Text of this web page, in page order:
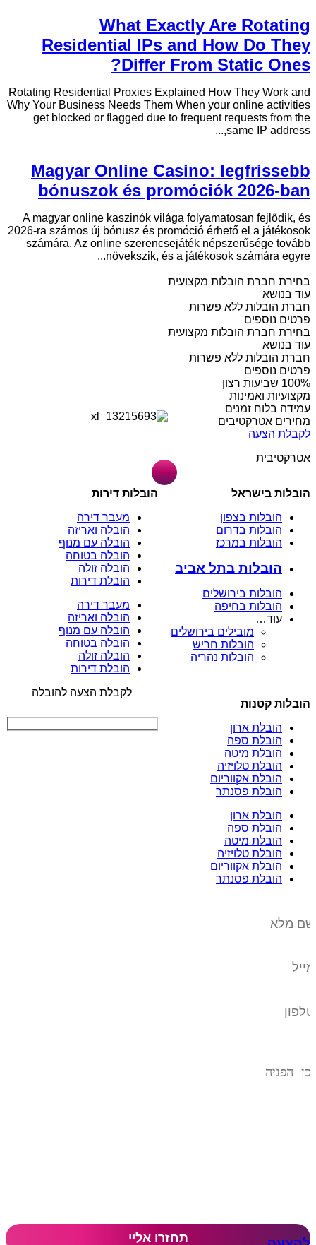
What Exactly Are Rotating
Residential IPs and How Do They
Differ From Static Ones?
Rotating Residential Proxies Explained How They Work and
Why Your Business Needs Them When your online activities
get blocked or flagged due to frequent requests from the
same IP address,...
Magyar Online Casino: legfrissebb
bónuszok és promóciók 2026-ban
A magyar online kaszinók világa folyamatosan fejlődik, és
2026-ra számos új bónusz és promóció érhető el a játékosok
számára. Az online szerencsejáték népszerűsége tovább
növekszik, és a játékosok számára egyre...
בחירת חברת הובלות מקצועית
עוד בנושא
חברת הובלות ללא פשרות
פרטים נוספים
בחירת חברת הובלות מקצועית
עוד בנושא
חברת הובלות ללא פשרות
פרטים נוספים
מקצועיות ואמינות
עמידה בלוח זמנים
מחירים אטרקטיבים
לקבלת הצעה
אטרקטיבית
הובלות בישראל
הובלות בצפון
הובלות בדרום
הובלות במרכז
הובלות בתל אביב
הובלות בירושלים
הובלות בחיפה
עוד…
מובילים בירושלים
הובלות חריש
הובלות נהריה
הובלות דירות
מעבר דירה
הובלה ואריזה
הובלה עם מנוף
הובלה בטוחה
הובלה זולה
הובלת דירות
מעבר דירה
הובלה ואריזה
הובלה עם מנוף
הובלה בטוחה
הובלה זולה
הובלת דירות
הובלות קטנות
הובלת ארון
הובלת ספה
הובלת מיטה
הובלת טלויזיה
הובלת אקווריום
הובלת פסנתר
הובלת ארון
הובלת ספה
הובלת מיטה
הובלת טלויזיה
הובלת אקווריום
הובלת פסנתר
לקבלת הצעה להובלה